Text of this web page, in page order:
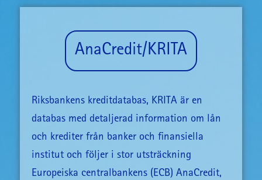
AnaCredit/KRITA
Riksbankens kreditdatabas, KRITA är en
databas med detaljerad information om lån
och krediter från banker och finansiella
institut och följer i stor utsträckning
Europeiska centralbankens (ECB) AnaCredit,